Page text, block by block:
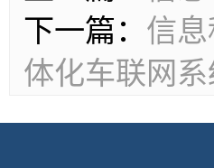
下一篇： 信
体化车联网